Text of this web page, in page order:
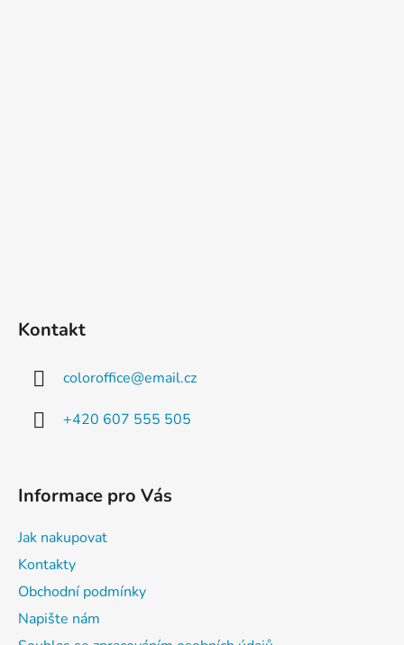
Kontakt
coloroffice@email.cz
+420 607 555 505
Informace pro Vás
Jak nakupovat
Kontakty
Obchodní podmínky
Napište nám